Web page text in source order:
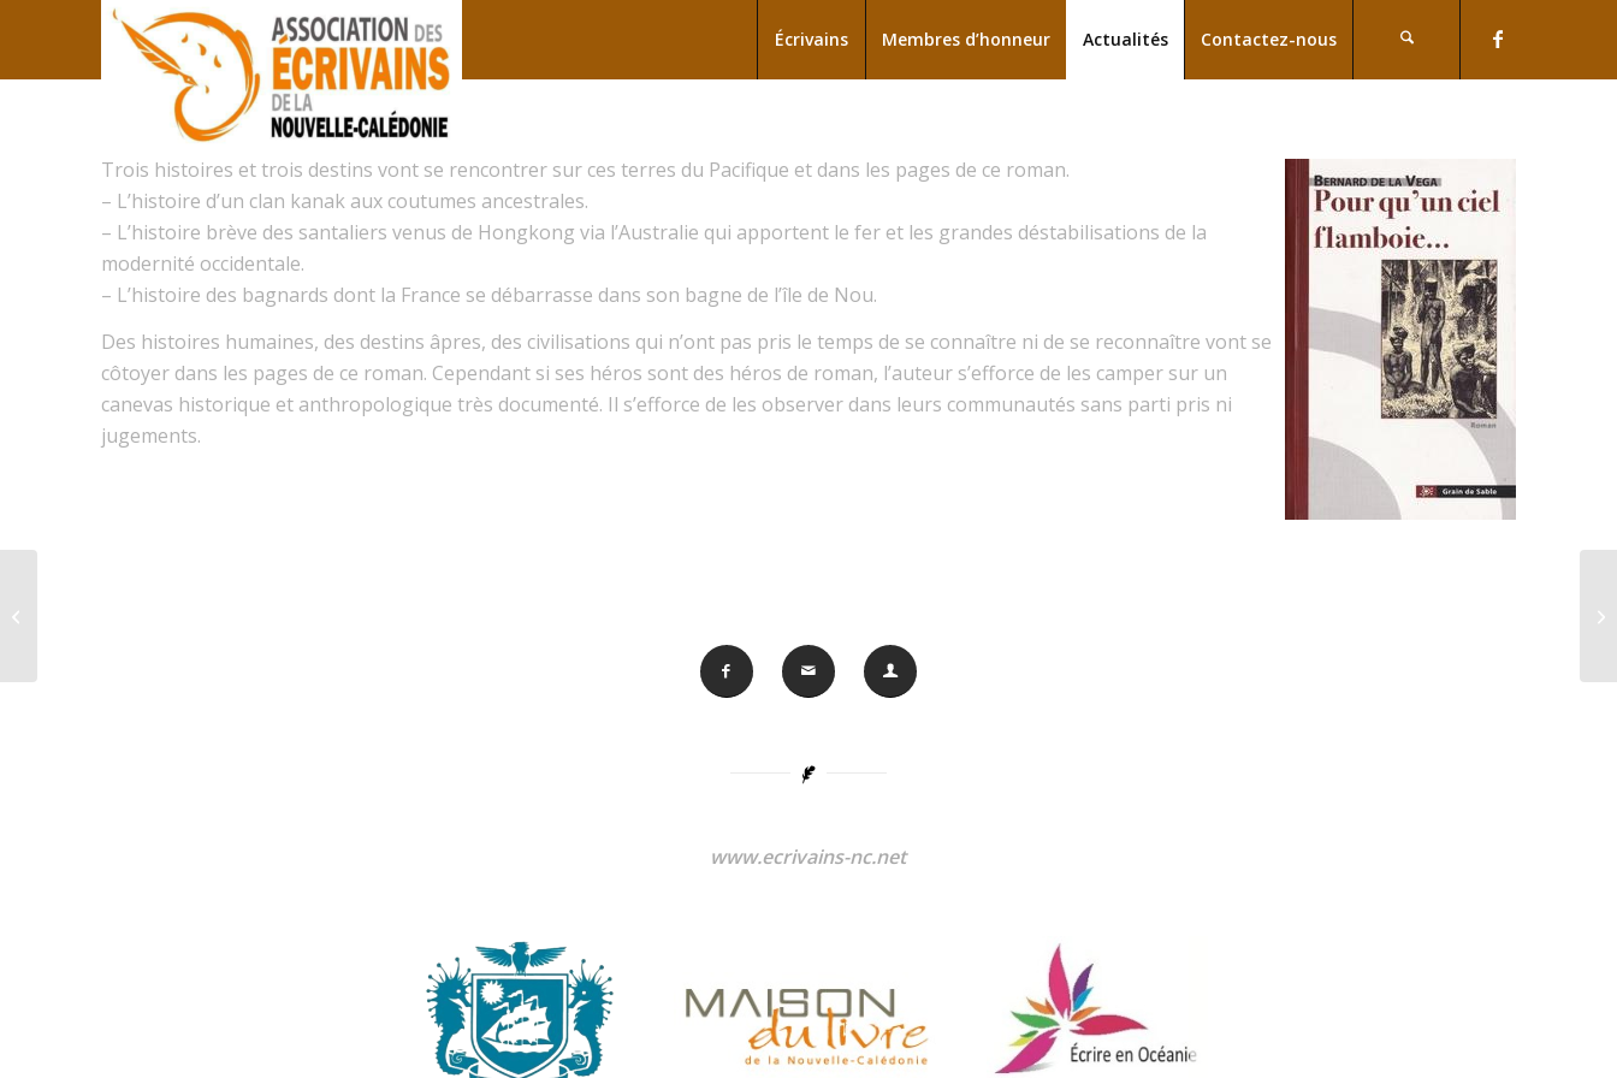
Écrivains Membres d’honneur Actualités Contactez-nous
Trois histoires et trois destins vont se rencontrer sur ces terres du Pacifique et dans les pages de ce roman.
– L’histoire d’un clan kanak aux coutumes ancestrales.
– L’histoire brève des santaliers venus de Hongkong via l’Australie qui apportent le fer et les grandes déstabilisations de la
modernité occidentale.
– L’histoire des bagnards dont la France se débarrasse dans son bagne de l’île de Nou.
Des histoires humaines, des destins âpres, des civilisations qui n’ont pas pris le temps de se connaître ni de se reconnaître vont se
côtoyer dans les pages de ce roman. Cependant si ses héros sont des héros de roman, l’auteur s’efforce de les camper sur un
canevas historique et anthropologique très documenté. Il s’efforce de les observer dans leurs communautés sans parti pris ni
jugements.
www.ecrivains-nc.net